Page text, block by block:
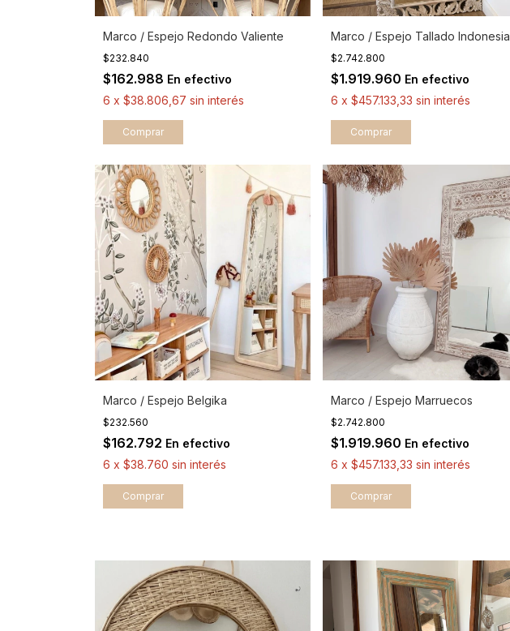
Marco / Espejo Redondo Valiente
$232.840
$162.988 En efectivo
6 x $38.806,67 sin interés
Comprar
Marco / Espejo Tallado Indonesia
$2.742.800
$1.919.960 En efectivo
6 x$457.133,33 sin interés
Comprar
Marco / Espejo Belgika
$232.560
$162.792 En efectivo
6 x $38.760 sin interés
Comprar
Marco / Espejo Marruecos
$2.742.800
$1.919.960 En efectivo
6 x$457.133,33 sin interés
Comprar